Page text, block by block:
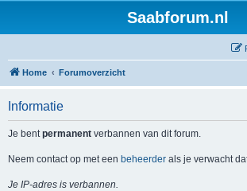
Saabforum.nl
Home Forumoverzicht
Informatie
Je bentpermanent verbannen van dit forum.
Neem contact op met een beheerder als je verwacht
Je IP-adres is verbannen.